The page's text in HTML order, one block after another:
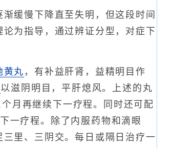
缓慢下降直至失明，但这段时间
为指导，通过辨证分型，对症下
黄丸 ，有补益肝肾，益精明目作
以滋阴明目，平肝熄风。上述的丸
月再继续下一疗程。同时还可配
一疗程。除了内服药物和滴眼
里、三阴交。每日或隔日治疗一